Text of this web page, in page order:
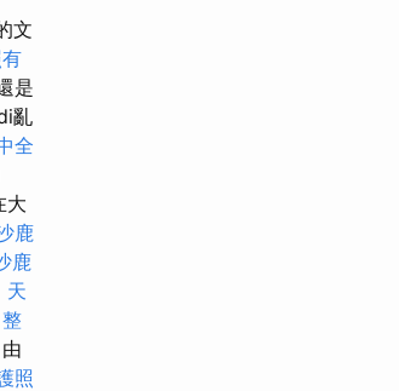
文
是
亂
全
大
鹿
鹿
天
照